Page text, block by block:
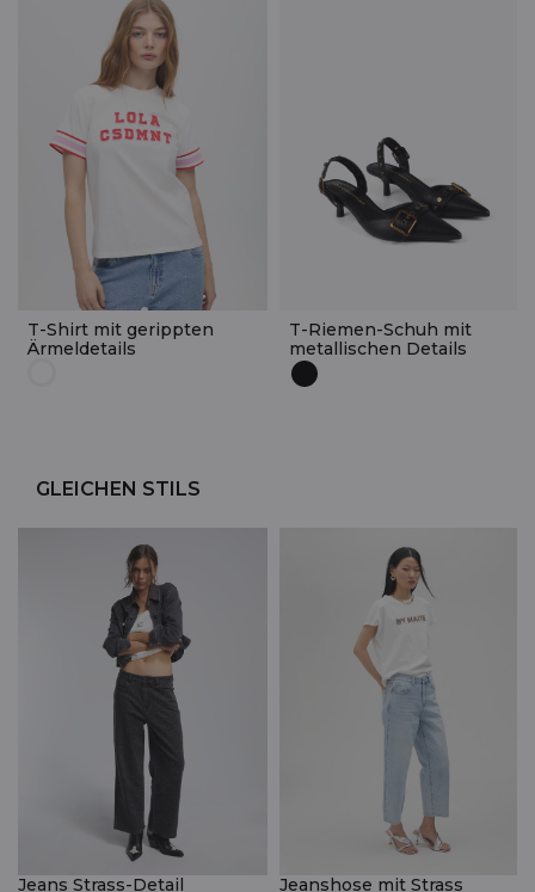
T-Shirt mit gerippten
Ärmeldetails
T-Riemen-Schuh mit
metallischen Details
GLEICHEN STILS
Jeans Strass-Detail Jeanshose mit Strass